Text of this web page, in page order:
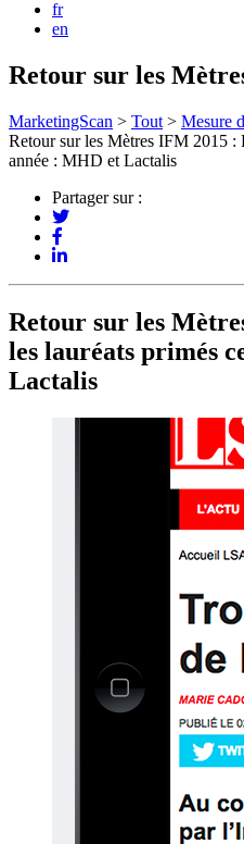
fr
en
Retour sur les
MarketingScan > Tout > Mesure
Retour sur les Mètres IFM 2015 :
année : MHD et Lactalis
Partager sur :
Retour sur les
les lauréats primés
Lactalis